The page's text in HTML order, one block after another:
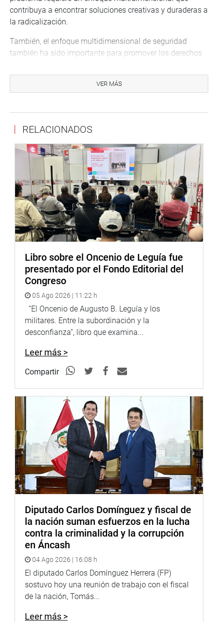
contribuya a encontrar soluciones creativas y duraderas a
la radicalización.
También, el enfoque multidimensional de seguridad
también ha sido importante para promover los derechos
enfoque ha ayudado a abordar cuestiones como la
corrupción, la desigualdad de género y la exclusión social
tenido un tremendo impacto en los países andinos al
ayudar a abordar diversos desafíos de seguridad que
amenazan la estabilidad y el desarrollo de estos países.
Por lo tanto, es fundamental que estos países continúen
implementando y fortaleciendo medidas de seguridad
multidimensionales para el crecimiento y el desarrollo
sostenibles.
En esta línea, como Parlamentario Andino, con el
propósito de abordar esta temática a profundidad,
organizaré el Simposio sobre “Seguridad
Multidimensional y su impacto en la Región Andina” el
viernes 02 de junio a las 10:00 a.m. en el auditorio de la
Escuela Superior de Guerra del Ejercito, Chorrillos. Este
evento contará con la participación de expertos de
Lima 26 de mayo de 2023
VER MÁS
RELACIONADOS
Libro sobre el Oncenio de Leguía fue
presentado por el Fondo Editorial del
Congreso
05 Ago 2026 | 11:22 h
“El Oncenio de Augusto B. Leguía y los
militares. Entre la subordinación y la
desconfianza”, libro que examina...
Leer más >
Compartir
Diputado Carlos Domínguez y fiscal de
la nación suman esfuerzos en la lucha
contra la criminalidad y la corrupción
en Áncash
04 Ago 2026 | 16:08 h
El diputado Carlos Domínguez Herrera (FP)
sostuvo hoy una reunión de trabajo con el fiscal
de la nación, Tomás...
Leer más >